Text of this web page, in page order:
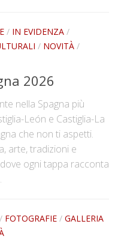
/ IN EVIDENZA /
/ NOVITÀ /
2026
nella Spagna più
León e Castiglia-La
che non ti aspetti.
arte, tradizioni e
ogni tappa racconta
/ FOTOGRAFIE / GALLERIA